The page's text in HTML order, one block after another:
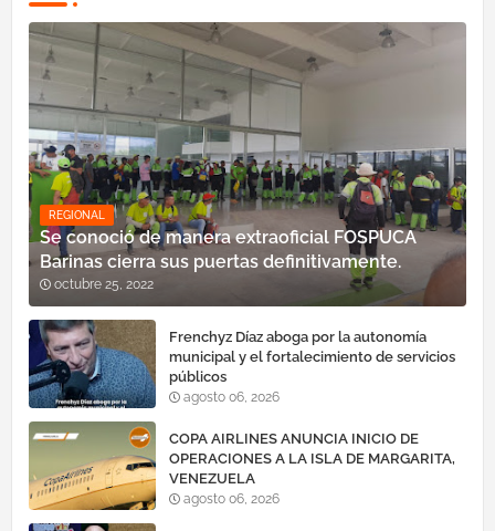
REGIONAL
Se conoció de manera extraoficial FOSPUCA
Barinas cierra sus puertas definitivamente.
octubre 25, 2022
Frenchyz Díaz aboga por la autonomía
municipal y el fortalecimiento de servicios
públicos
agosto 06, 2026
COPA AIRLINES ANUNCIA INICIO DE
OPERACIONES A LA ISLA DE MARGARITA,
VENEZUELA
agosto 06, 2026